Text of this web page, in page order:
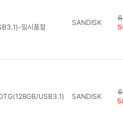
일시품절
SANDISK
USB3.1)
SANDISK